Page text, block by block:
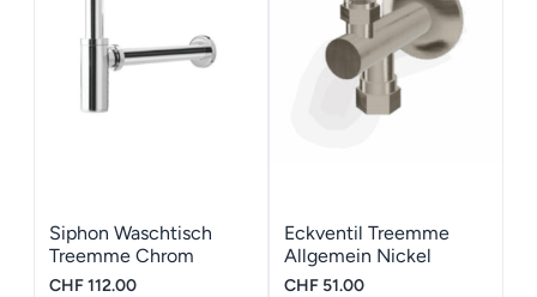
Siphon Waschtisch
Treemme Chrom
CHF112.00
Eckventil Treemme
Allgemein Nickel
gebürstet
CHF 51.00